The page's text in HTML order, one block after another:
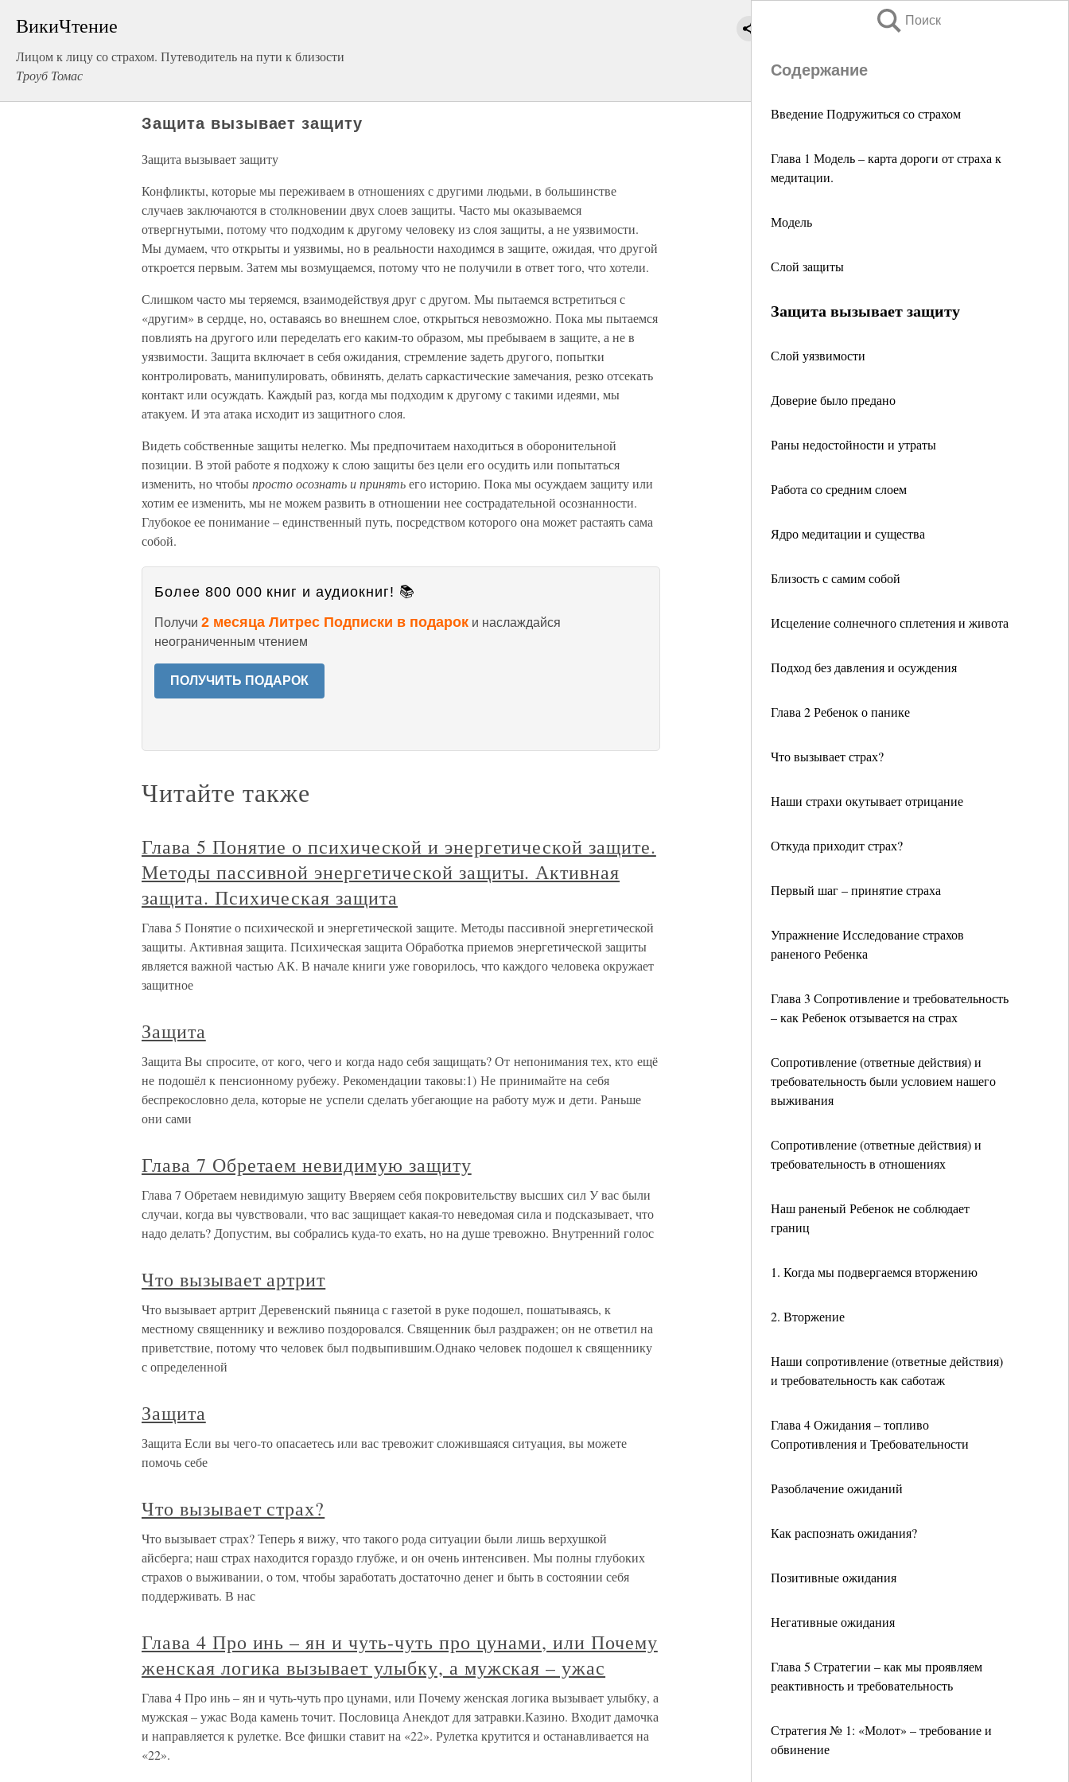
ВикиЧтение
Лицом к лицу со страхом. Путеводитель на пути к близости
Троуб Томас
Поиск
Содержание
Введение Подружиться со страхом
Глава 1 Модель – карта дороги от страха к
медитации.
Модель
Слой защиты
Защита вызывает защиту
Слой уязвимости
Доверие было предано
Раны недостойности и утраты
Работа со средним слоем
Ядро медитации и существа
Близость с самим собой
Исцеление солнечного сплетения и живота
Подход без давления и осуждения
Глава 2 Ребенок о панике
Что вызывает страх?
Наши страхи окутывает отрицание
Откуда приходит страх?
Первый шаг – принятие страха
Упражнение Исследование страхов
раненого Ребенка
Глава 3 Сопротивление и требовательность
– как Ребенок отзывается на страх
Сопротивление (ответные действия) и
требовательность были условием нашего
выживания
Сопротивление (ответные действия) и
требовательность в отношениях
Наш раненый Ребенок не соблюдает
границ
1. Когда мы подвергаемся вторжению
2. Вторжение
Наши сопротивление (ответные действия)
и требовательность как саботаж
Глава 4 Ожидания – топливо
Сопротивления и Требовательности
Разоблачение ожиданий
Как распознать ожидания?
Позитивные ожидания
Негативные ожидания
Глава 5 Стратегии – как мы проявляем
реактивность и требовательность
Стратегия № 1: «Молот» – требование и
обвинение
Защита вызывает защиту
Защита вызывает защиту
Конфликты, которые мы переживаем в отношениях с другими людьми, в большинстве
случаев заключаются в столкновении двух слоев защиты. Часто мы оказываемся
отвергнутыми, потому что подходим к другому человеку из слоя защиты, а не уязвимости.
Мы думаем, что открыты и уязвимы, но в реальности находимся в защите, ожидая, что другой
откроется первым. Затем мы возмущаемся, потому что не получили в ответ того, что хотели.
Слишком часто мы теряемся, взаимодействуя друг с другом. Мы пытаемся встретиться с
«другим» в сердце, но, оставаясь во внешнем слое, открыться невозможно. Пока мы пытаемся
повлиять на другого или переделать его каким-то образом, мы пребываем в защите, а не в
уязвимости. Защита включает в себя ожидания, стремление задеть другого, попытки
контролировать, манипулировать, обвинять, делать саркастические замечания, резко отсекать
контакт или осуждать. Каждый раз, когда мы подходим к другому с такими идеями, мы
атакуем. И эта атака исходит из защитного слоя.
Видеть собственные защиты нелегко. Мы предпочитаем находиться в оборонительной
позиции. В этой работе я подхожу к слою защиты без цели его осудить или попытаться
изменить, но чтобыпросто осознать и принятьего историю. Пока мы осуждаем защиту или
хотим ее изменить, мы не можем развить в отношении нее сострадательной осознанности.
Глубокое ее понимание – единственный путь, посредством которого она может растаять сама
собой.
Более 800 000 книг и аудиокниг! 📚
Получи 2 месяца Литрес Подписки в подарок и наслаждайся
неограниченным чтением
ПОЛУЧИТЬ ПОДАРОК
Читайте также
Глава 5 Понятие о психической и энергетической защите.
Методы пассивной энергетической защиты. Активная
защита. Психическая защита
Глава 5 Понятие о психической и энергетической защите. Методы пассивной энергетической
защиты. Активная защита. Психическая защита Обработка приемов энергетической защиты
является важной частью АК. В начале книги уже говорилось, что каждого человека окружает
защитное
Защита
Защита Вы спросите, от кого, чего и когда надо себя защищать? От непонимания тех, кто ещё
не подошёл к пенсионному рубежу. Рекомендации таковы:1) Не принимайте на себя
беспрекословно дела, которые не успели сделать убегающие на работу муж и дети. Раньше
они сами
Глава 7 Обретаем невидимую защиту
Глава 7 Обретаем невидимую защиту Вверяем себя покровительству высших сил У вас были
случаи, когда вы чувствовали, что вас защищает какая-то неведомая сила и подсказывает, что
надо делать? Допустим, вы собрались куда-то ехать, но на душе тревожно. Внутренний голос
Что вызывает артрит
Что вызывает артрит Деревенский пьяница с газетой в руке подошел, пошатываясь, к
местному священнику и вежливо поздоровался. Священник был раздражен; он не ответил на
приветствие, потому что человек был подвыпившим.Однако человек подошел к священнику
с определенной
Защита
Защита Если вы чего-то опасаетесь или вас тревожит сложившаяся ситуация, вы можете
помочь себе
Что вызывает страх?
Что вызывает страх? Теперь я вижу, что такого рода ситуации были лишь верхушкой
айсберга; наш страх находится гораздо глубже, и он очень интенсивен. Мы полны глубоких
страхов о выживании, о том, чтобы заработать достаточно денег и быть в состоянии себя
поддерживать. В нас
Глава 4 Про инь – ян и чуть-чуть про цунами, или Почему
женская логика вызывает улыбку, а мужская – ужас
Глава 4 Про инь – ян и чуть-чуть про цунами, или Почему женская логика вызывает улыбку, а
мужская – ужас Вода камень точит. Пословица Анекдот для затравки.Казино. Входит дамочка
и направляется к рулетке. Все фишки ставит на «22». Рулетка крутится и останавливается на
«22».